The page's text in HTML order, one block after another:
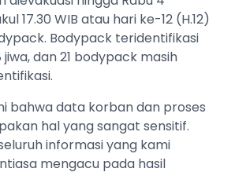
17.30 WIB atau hari ke-12 (H.12)
Bodypack teridentifikasi
dan 21 bodypack masih
bahwa data korban dan proses
hal yang sangat sensitif.
informasi yang kami
mengacu pada hasil